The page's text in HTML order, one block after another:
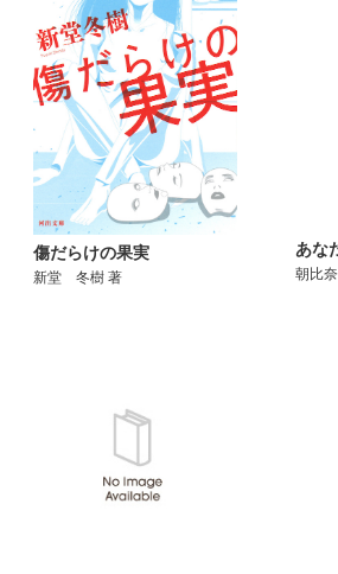
傷だらけの果実
新堂 冬樹 著
あな
朝比